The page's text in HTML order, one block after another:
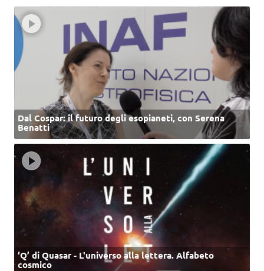
Dal Cospar: il futuro degli esopianeti, con Serena
Benatti
‘Q’ di Quasar - L'universo alla lettera. Alfabeto
cosmico